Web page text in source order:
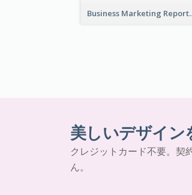
美しいデザイン
クレジットカード不要。契
ん。